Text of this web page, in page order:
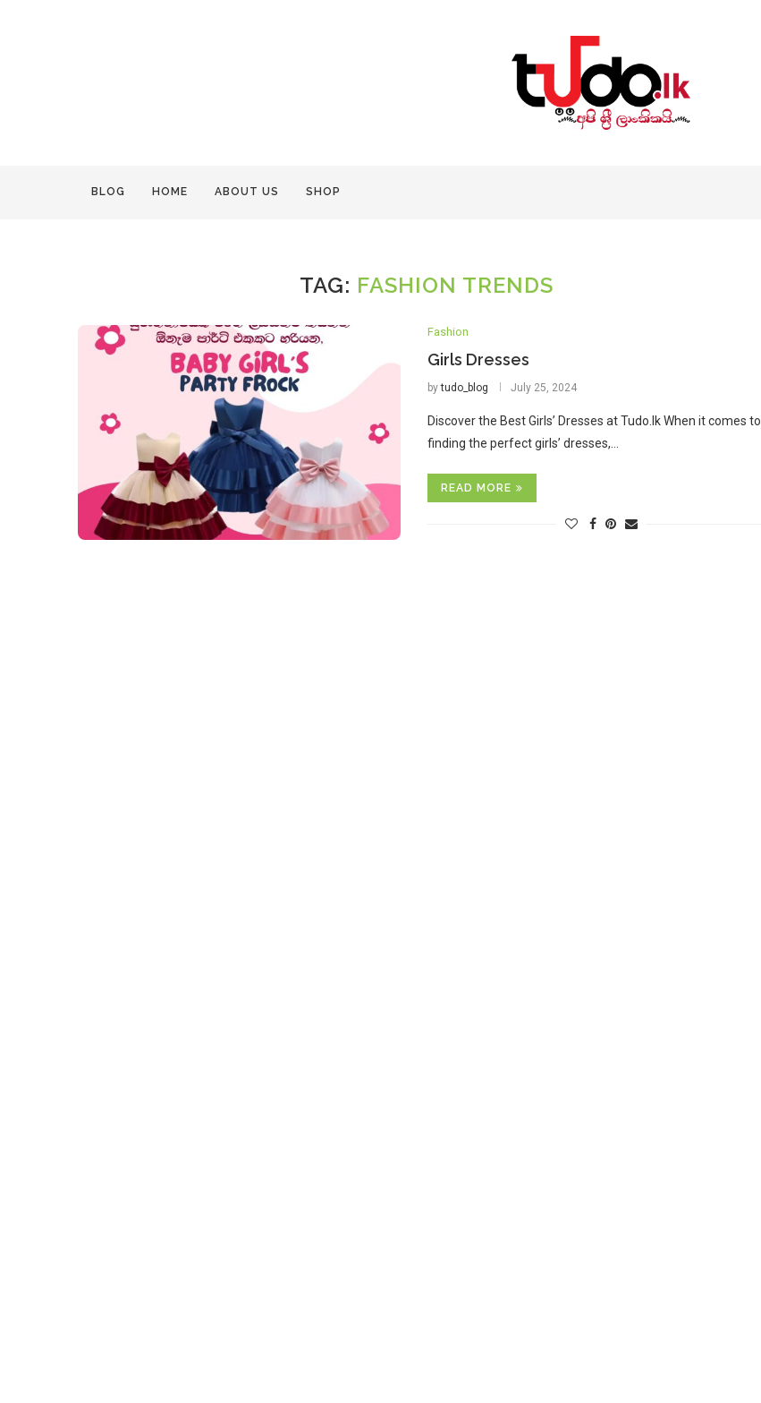
BLOG HOME ABOUT US SHOP
TAG: FASHION TRENDS
Fashion
Girls Dresses
bytudo_blog July 25, 2024
Discover the Best Girls’ Dresses at Tudo.lk When it comes to
finding the perfect girls’ dresses,…
READ MORE